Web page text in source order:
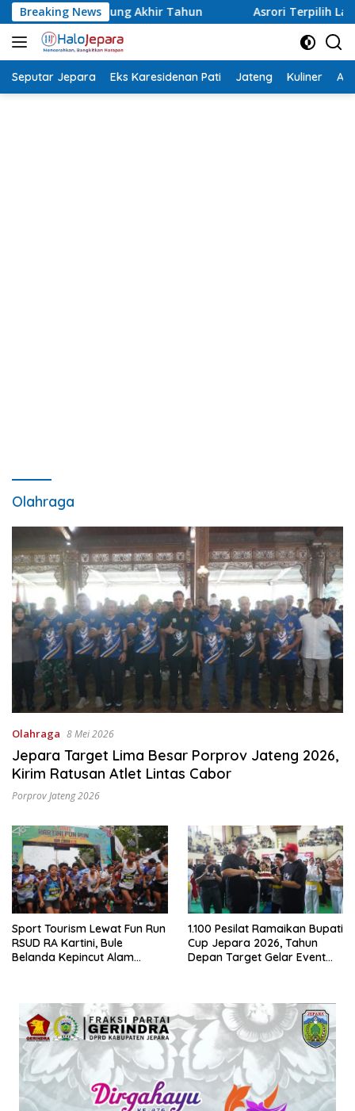
Langsung
ke
konten
Breaking News
Asrori Terpilih Lagi Ketua NPCI Jepara, Target Angkat
Seputar Jepara Eks Karesidenan Pati Jateng Kuliner
Olahraga
Olahraga 8 Mei 2026
Jepara Target Lima Besar Porprov Jateng 2026,
Kirim Ratusan Atlet Lintas Cabor
Porprov Jateng 2026
Sport Tourism Lewat Fun Run
RSUD RA Kartini, Bule
Belanda Kepincut Alam
1.100 Pesilat Ramaikan Bupati
Cup Jepara 2026, Tahun
Depan Target Gelar Event